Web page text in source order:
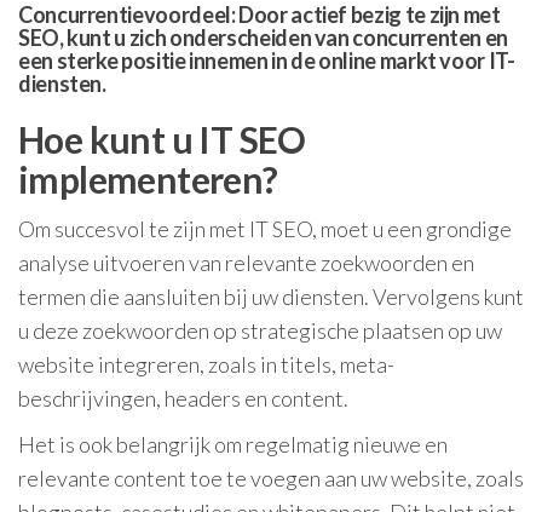
Concurrentievoordeel: Door actief bezig te zijn met
SEO, kunt u zich onderscheiden van concurrenten en
een sterke positie innemen in de online markt voor IT-
diensten.
Hoe kunt u IT SEO
implementeren?
Om succesvol te zijn met IT SEO, moet u een grondige
analyse uitvoeren van relevante zoekwoorden en
termen die aansluiten bij uw diensten. Vervolgens kunt
u deze zoekwoorden op strategische plaatsen op uw
website integreren, zoals in titels, meta-
beschrijvingen, headers en content.
Het is ook belangrijk om regelmatig nieuwe en
relevante content toe te voegen aan uw website, zoals